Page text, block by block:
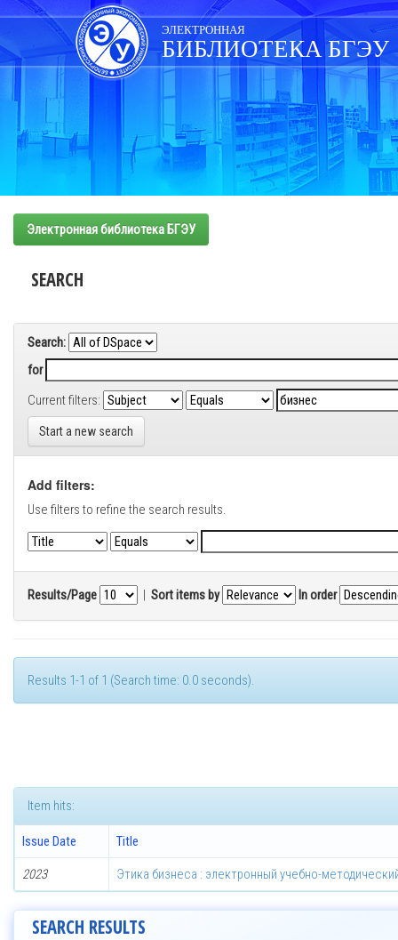
Skip
navigation
ЭЛЕКТРОННАЯ
БИБЛИОТЕКА БГЭУ
Электронная библиотека БГЭУ
SEARCH
Search:
for
Current filters:
Start a new search
Add filters:
Use filters to refine the search results.
Results/Page | Sort items by In order
Results 1-1 of 1 (Search time: 0.0 seconds).
Item hits:
Issue Date Title
2023 Этика бизнеса : электронный учебно-
SEARCH RESULTS